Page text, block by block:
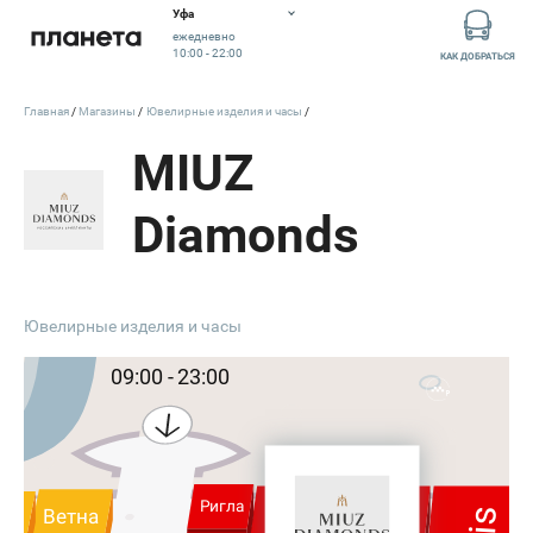
Уфа
ежедневно
10:00 - 22:00
КАК ДОБРАТЬСЯ
MIUZ
Diamonds
Ювелирные изделия и часы
У
л. Э т
у
Открыт
09:00 - 23:00
Ветна Ригла Kuchenland
Главная Магазины Ювелирные изделия и часы